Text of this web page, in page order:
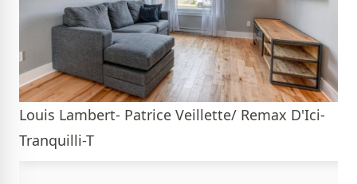
Louis Lambert- Patrice Veillette/ Remax D'Ici-
Tranquilli-T